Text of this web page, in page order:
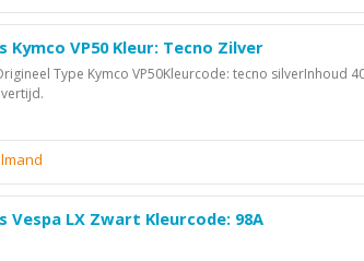
Kymco VP50 Kleur: Tecno Zilver
Type Kymco VP50Kleurcode: tecno silverInhoud
Vespa LX Zwart Kleurcode: 98A